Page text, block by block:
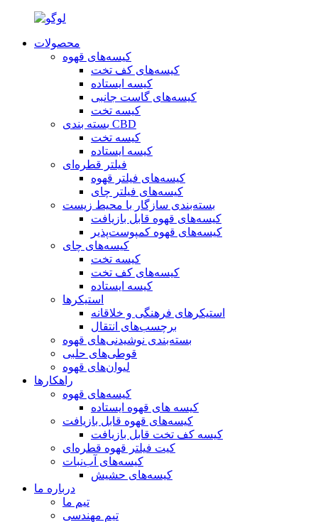
محصولات
کیسه‌های قهوه
کیسه‌های کف تخت
کیسه ایستاده
کیسه‌های گاست جانبی
کیسه تخت
بسته بندی CBD
کیسه تخت
کیسه ایستاده
فیلتر قطره‌ای
کیسه‌های فیلتر قهوه
کیسه‌های فیلتر چای
بسته‌بندی سازگار با محیط زیست
کیسه‌های قهوه قابل بازیافت
کیسه‌های قهوه کمپوست‌پذیر
کیسه‌های چای
کیسه تخت
کیسه‌های کف تخت
کیسه ایستاده
استیکرها
استیکرهای فرهنگی و خلاقانه
برچسب‌های انتقال
بسته‌بندی نوشیدنی‌های قهوه
قوطی‌های حلبی
لیوان‌های قهوه
راهکارها
کیسه‌های قهوه
کیسه های قهوه ایستاده
کیسه‌های قهوه قابل بازیافت
کیسه کف تخت قابل بازیافت
کیت فیلتر قهوه قطره‌ای
کیسه‌های آب‌نبات
کیسه‌های حشیش
درباره ما
تیم ما
تیم مهندسی